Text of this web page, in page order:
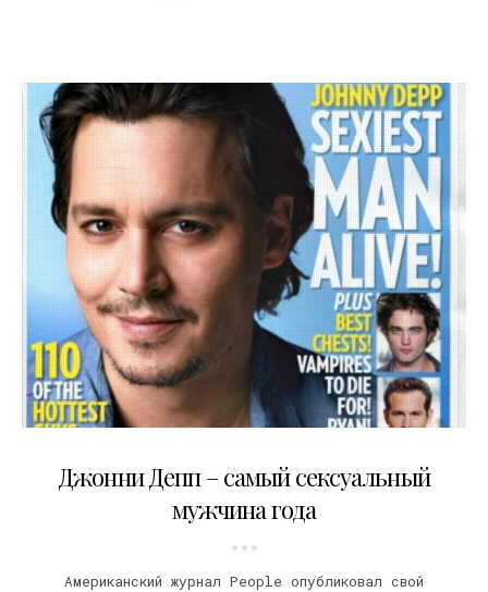
Джонни Депп – самый сексуальный
мужчина года
Американский журнал People опубликовал свой